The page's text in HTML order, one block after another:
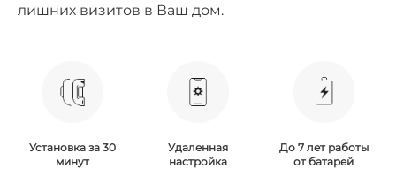
лишних визитов в Ваш дом.
Установка за 30
минут
Удаленная
настройка
До 7 лет работы
от батарей